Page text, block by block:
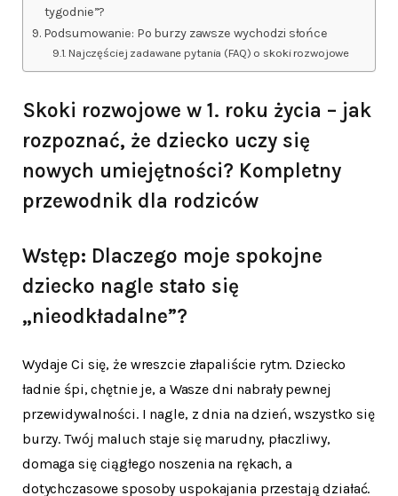
tygodnie”?
Podsumowanie: Po burzy zawsze wychodzi słońce
Najczęściej zadawane pytania (FAQ) o skoki rozwojowe
Skoki rozwojowe w 1. roku życia – jak
rozpoznać, że dziecko uczy się
nowych umiejętności? Kompletny
przewodnik dla rodziców
Wstęp: Dlaczego moje spokojne
dziecko nagle stało się
„nieodkładalne”?
Wydaje Ci się, że wreszcie złapaliście rytm. Dziecko
ładnie śpi, chętnie je, a Wasze dni nabrały pewnej
przewidywalności. I nagle, z dnia na dzień, wszystko się
burzy. Twój maluch staje się marudny, płaczliwy,
domaga się ciągłego noszenia na rękach, a
dotychczasowe sposoby uspokajania przestają działać.